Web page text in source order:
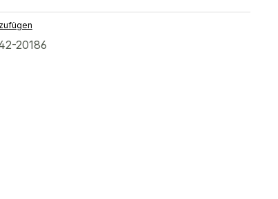
20186